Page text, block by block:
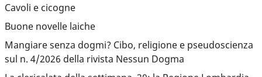
Cavoli e cicogne
Buone novelle laiche
Mangiare senza dogmi? Cibo, religione e pseudoscienza
sul n. 4/2026 della rivista Nessun Dogma